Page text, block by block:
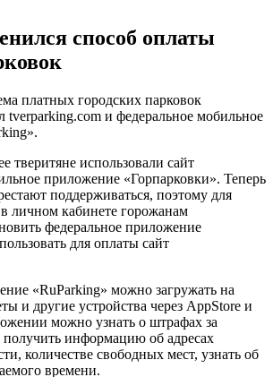
способ оплаты
платных городских парковок
tverparking.com и федеральное мобильное
тверитяне использовали сайт
приложение «Горпарковки». Теперь
поддерживаться, поэтому для
личном кабинете горожанам
федеральное приложение
для оплаты сайт
«RuParking» можно загружать на
и другие устройства через AppStore и
можно узнать о штрафах за
получить информацию об адресах
количестве свободных мест, узнать об
времени.